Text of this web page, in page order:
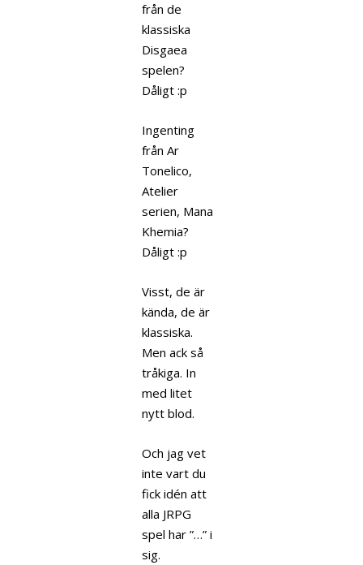
från de
klassiska
Disgaea
spelen?
Dåligt :p
Ingenting
från Ar
Tonelico,
Atelier
serien, Mana
Khemia?
Dåligt :p
Visst, de är
kända, de är
klassiska.
Men ack så
tråkiga. In
med litet
nytt blod.
Och jag vet
inte vart du
fick idén att
alla JRPG
spel har ”…” i
sig.